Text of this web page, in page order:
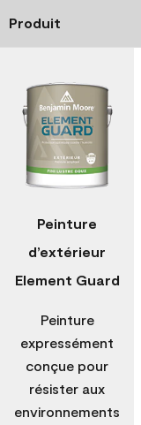
Produit
Peinture
d’extérieur
Element Guard
Peinture
expressément
conçue pour
résister aux
environnements